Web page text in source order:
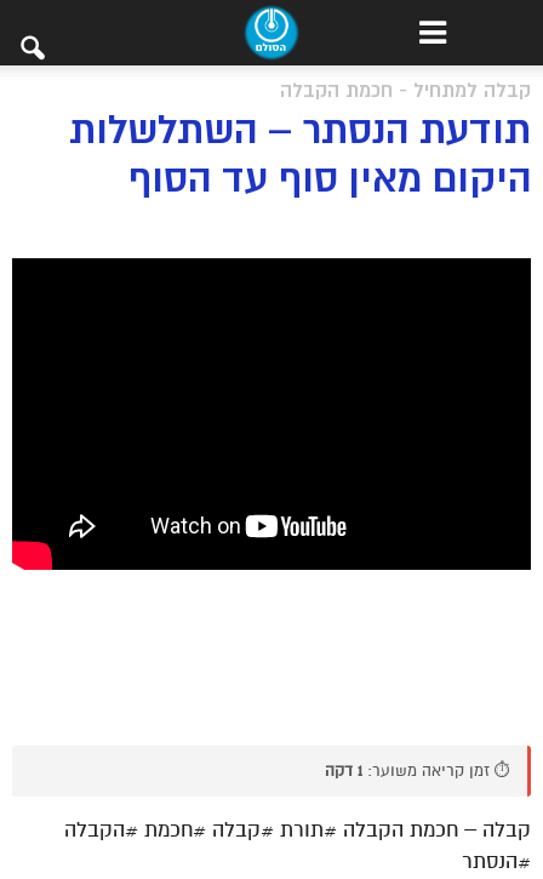
קבלה למתחיל - חכמת הקבלה
תודעת הנסתר – השתלשלות
היקום מאין סוף עד הסוף
⏱️ זמן קריאה משוער: 1 דקה
קבלה – חכמת הקבלה #תורת #קבלה #חכמת #הקבלה
#הנסתר